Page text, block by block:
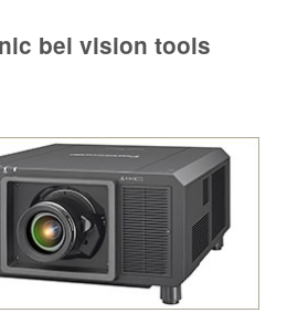
bei vision tools